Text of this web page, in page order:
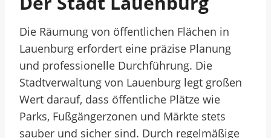
Die Räumung von öffentlichen Flächen in
Lauenburg erfordert eine präzise Planung
und professionelle Durchführung. Die
Stadtverwaltung von Lauenburg legt großen
Wert darauf, dass öffentliche Plätze wie
Parks, Fußgängerzonen und Märkte stets
sauber und sicher sind. Durch regelmäßige